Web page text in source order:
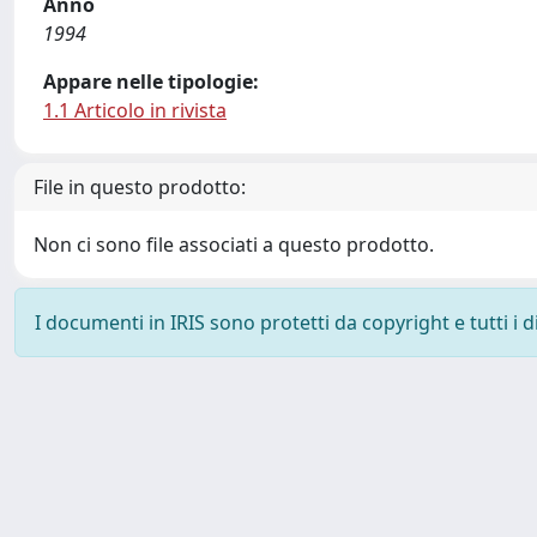
1994
Appare nelle tipologie:
1.1 Articolo in rivista
File in questo prodotto:
Non ci sono file associati a questo prodotto.
I documenti in IRIS sono protetti da copyright e tutti i